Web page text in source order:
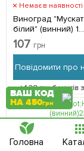
Немає в наявності
Виноград "Мускат
білий" (винний) 1
саджанець в
107 грн
Повідомити про
+4.28грн бонусів
ВАШ КОД
НА 450грн
Головна